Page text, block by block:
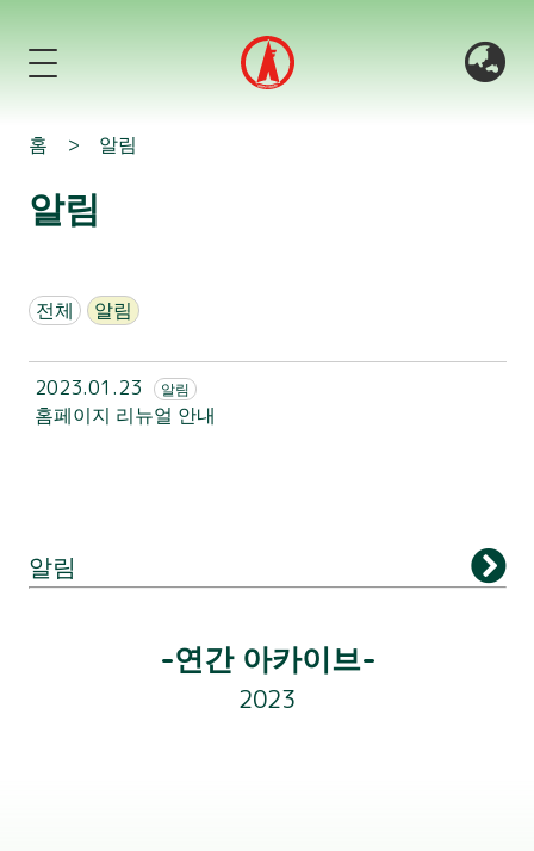
이용안내
홈 > 알림
알림
전체 알림
2023.01.23 알림
홈페이지 리뉴얼 안내
알림
-연간 아카이브-
2023